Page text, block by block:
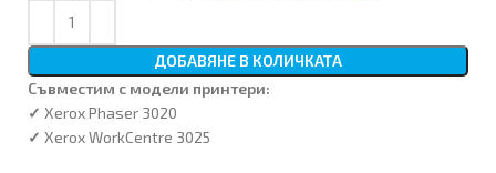
ДОБАВЯНЕ В КОЛИЧКАТА
Съвместим с модeли принтери:
✓ Xerox Phaser 3020
✓ Xerox WorkCentre 3025